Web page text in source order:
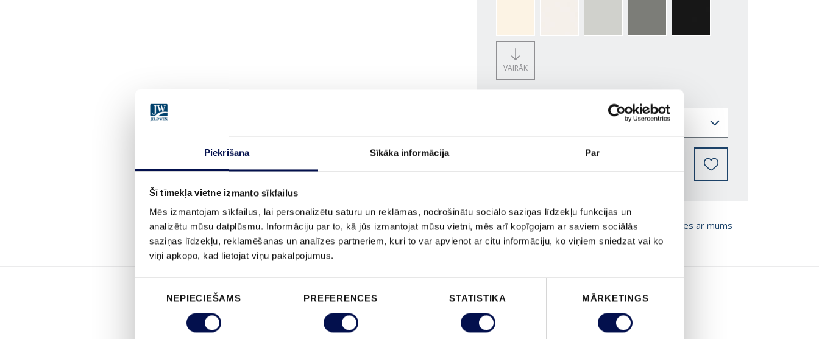
Piekrišana Sīkāka informācija Par
Šī tīmekļa vietne izmanto sīkfailus
Mēs izmantojam sīkfailus, lai personalizētu saturu un reklāmas, nodrošinātu sociālo saziņas līdzekļu funkcijas un
analizētu mūsu datplūsmu. Informāciju par to, kā jūs izmantojat mūsu vietni, mēs arī kopīgojam ar saviem sociālās
saziņas līdzekļu, reklamēšanas un analīzes partneriem, kuri to var apvienot ar citu informāciju, ko viņiem sniedzat vai ko
viņi apkopo, kad lietojat viņu pakalpojumus.
NEPIECIEŠAMS PREFERENCES STATISTIKA MĀRKETINGS
VAIRĀK
PASŪTĪT BROŠŪRU Sazinies ar mums